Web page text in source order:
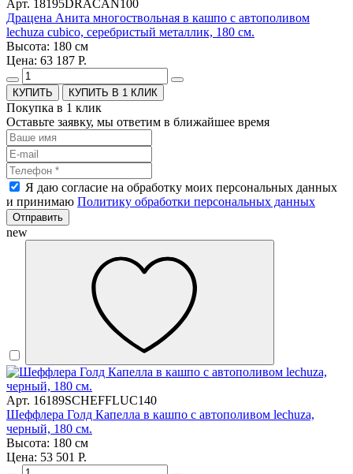
Арт. 18195DRACAN100
Драцена Анита многоствольная в кашпо с автополивом
lechuza cubico, серебристый металлик, 180 см.
Высота: 180 см
Цена: 63 187 Р.
КУПИТЬ В 1 КЛИК
Покупка в 1 клик
Оставьте заявку, мы ответим в ближайшее время
Я даю согласие на обработку моих персональных данных
и принимаю Политику обработки персональных данных
Отправить
new
Арт. 16189SCHEFFLUC140
Шеффлера Голд Капелла в кашпо с автополивом lechuza,
черный, 180 см.
Высота: 180 см
Цена: 53 501 Р.